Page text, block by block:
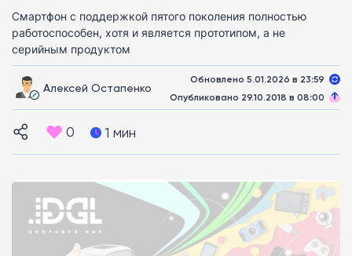
Смартфон с поддержкой пятого поколения полностью
работоспособен, хотя и является прототипом, а не
серийным продуктом
Алексей Остапенко
Обновлено 5.01.2026 в 23:59
Опубликовано 29.10.2018 в 08:00
0 1 мин